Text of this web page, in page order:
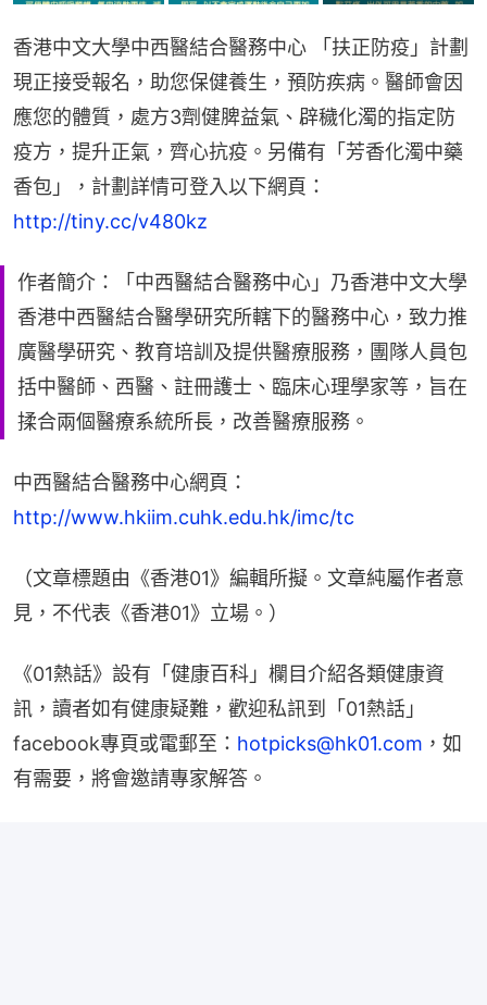
香港中文大學中西醫結合醫務中心 「扶正防疫」計劃
現正接受報名，助您保健養生，預防疾病。醫師會因
應您的體質，處方3劑健脾益氣、辟穢化濁的指定防
疫方，提升正氣，齊心抗疫。另備有「芳香化濁中藥
香包」，計劃詳情可登入以下網頁：
http://tiny.cc/v480kz
作者簡介：「中西醫結合醫務中心」乃香港中文大學
香港中西醫結合醫學研究所轄下的醫務中心，致力推
廣醫學研究、教育培訓及提供醫療服務，團隊人員包
括中醫師、西醫、註冊護士、臨床心理學家等，旨在
揉合兩個醫療系統所長，改善醫療服務。
中西醫結合醫務中心網頁：
http://www.hkiim.cuhk.edu.hk/imc/tc
（文章標題由《香港01》編輯所擬。文章純屬作者意
見，不代表《香港01》立場。）
《01熱話》設有「健康百科」欄目介紹各類健康資
訊，讀者如有健康疑難，歡迎私訊到「01熱話」
facebook專頁或電郵至： hotpicks@hk01.com ，如
有需要，將會邀請專家解答。